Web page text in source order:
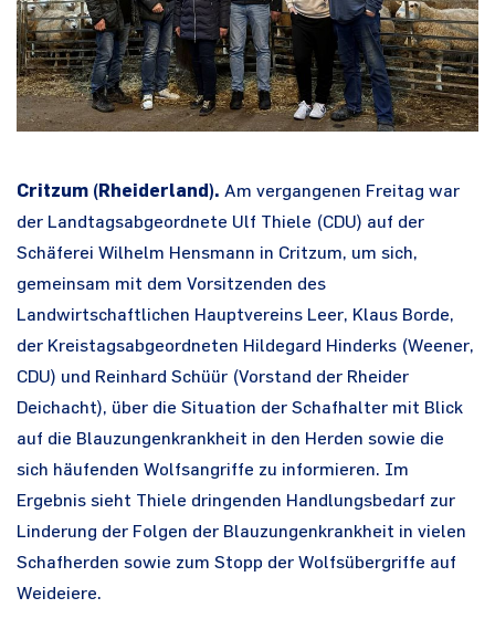
Critzum (Rheiderland). Am vergangenen Freitag war
der Landtagsabgeordnete Ulf Thiele (CDU) auf der
Schäferei Wilhelm Hensmann in Critzum, um sich,
gemeinsam mit dem Vorsitzenden des
Landwirtschaftlichen Hauptvereins Leer, Klaus Borde,
der Kreistagsabgeordneten Hildegard Hinderks (Weener,
CDU) und Reinhard Schüür (Vorstand der Rheider
Deichacht), über die Situation der Schafhalter mit Blick
auf die Blauzungenkrankheit in den Herden sowie die
sich häufenden Wolfsangriffe zu informieren. Im
Ergebnis sieht Thiele dringenden Handlungsbedarf zur
Linderung der Folgen der Blauzungenkrankheit in vielen
Schafherden sowie zum Stopp der Wolfsübergriffe auf
Weideiere.